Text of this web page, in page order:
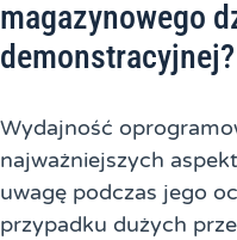
magazynowego
demonstracyjnej?
Wydajność
najważniejszych
uwagę podczas jego
przypadku dużych